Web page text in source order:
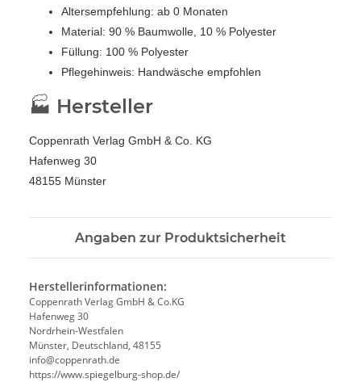
Altersempfehlung: ab 0 Monaten
Material: 90 % Baumwolle, 10 % Polyester
Füllung: 100 % Polyester
Pflegehinweis: Handwäsche empfohlen
🏭 Hersteller
Coppenrath Verlag GmbH & Co. KG
Hafenweg 30
48155 Münster
Angaben zur Produktsicherheit
Herstellerinformationen:
Coppenrath Verlag GmbH & Co.KG
Hafenweg 30
Nordrhein-Westfalen
Münster, Deutschland, 48155
info@coppenrath.de
https://www.spiegelburg-shop.de/